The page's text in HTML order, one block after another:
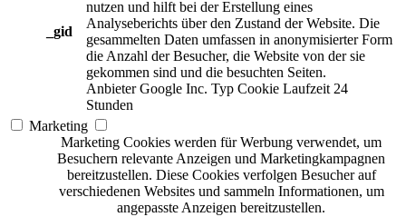
_gid
nutzen und hilft bei der Erstellung eines
Analyseberichts über den Zustand der Website. Die
gesammelten Daten umfassen in anonymisierter Form
die Anzahl der Besucher, die Website von der sie
gekommen sind und die besuchten Seiten.
Anbieter Google Inc. Typ Cookie Laufzeit 24
Stunden
Marketing
Marketing Cookies werden für Werbung verwendet, um
Besuchern relevante Anzeigen und Marketingkampagnen
bereitzustellen. Diese Cookies verfolgen Besucher auf
verschiedenen Websites und sammeln Informationen, um
angepasste Anzeigen bereitzustellen.